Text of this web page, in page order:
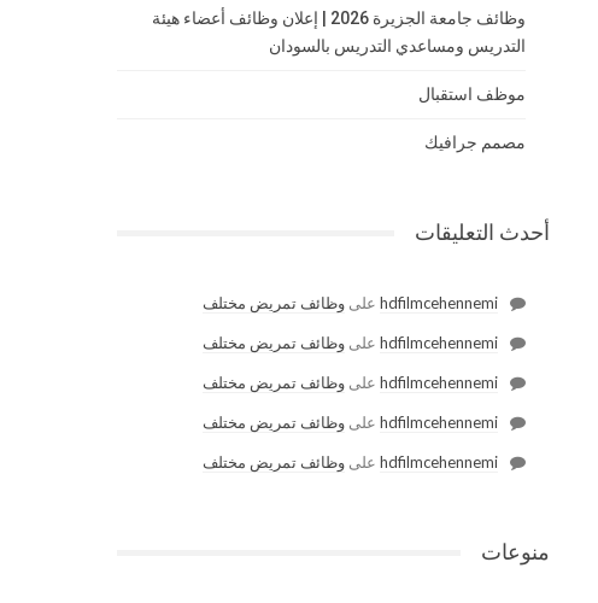
وظائف جامعة الجزيرة 2026 | إعلان وظائف أعضاء هيئة
التدريس ومساعدي التدريس بالسودان
موظف استقبال
مصمم جرافيك
أحدث التعليقات
hdfilmcehennemiعلى وظائف تمريض مختلف
hdfilmcehennemiعلى وظائف تمريض مختلف
hdfilmcehennemiعلى وظائف تمريض مختلف
hdfilmcehennemiعلى وظائف تمريض مختلف
hdfilmcehennemiعلى وظائف تمريض مختلف
منوعات